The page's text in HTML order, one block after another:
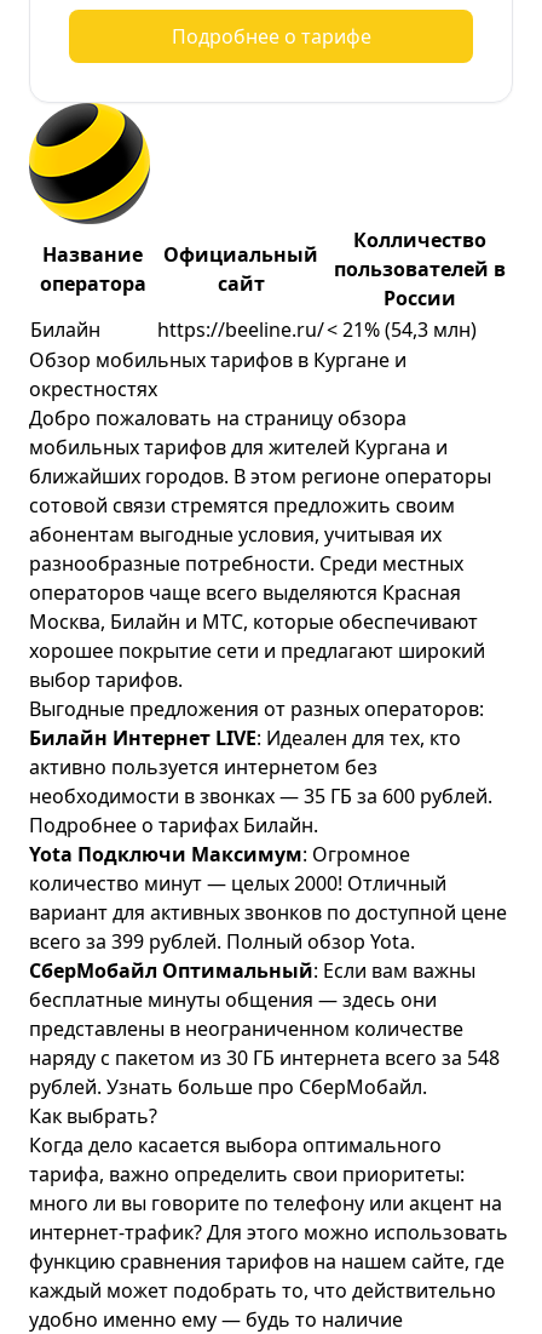
Подробнее о тарифе
Название
оператора
Официальный
сайт
Колличество
пользователей в
России
Билайн
https://beeline.ru/< 21% (54,3 млн)
Обзор мобильных тарифов в Кургане и
окрестностях
Добро пожаловать на страницу обзора
мобильных тарифов для жителей Кургана и
ближайших городов. В этом регионе операторы
сотовой связи стремятся предложить своим
абонентам выгодные условия, учитывая их
разнообразные потребности. Среди местных
операторов чаще всего выделяются Красная
Москва, Билайн и МТС, которые обеспечивают
хорошее покрытие сети и предлагают широкий
выбор тарифов.
Выгодные предложения от разных операторов:
Билайн Интернет LIVE: Идеален для тех, кто
активно пользуется интернетом без
необходимости в звонках — 35 ГБ за 600 рублей.
Подробнее о тарифах Билайн.
Yota Подключи Максимум: Огромное
количество минут — целых 2000! Отличный
вариант для активных звонков по доступной цене
всего за 399 рублей. Полный обзор Yota.
СберМобайл Оптимальный: Если вам важны
бесплатные минуты общения — здесь они
представлены в неограниченном количестве
наряду с пакетом из 30 ГБ интернета всего за 548
рублей. Узнать больше про СберМобайл.
Как выбрать?
Когда дело касается выбора оптимального
тарифа, важно определить свои приоритеты:
много ли вы говорите по телефону или акцент на
интернет-трафик? Для этого можно использовать
функцию сравнения тарифов на нашем сайте, где
каждый может подобрать то, что действительно
удобно именно ему — будь то наличие